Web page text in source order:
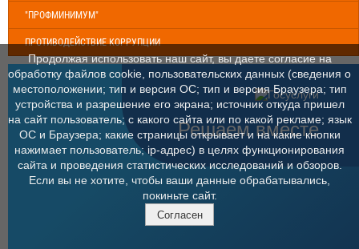
"ПРОФМИНИМУМ"
ПРОТИВОДЕЙСТВИЕ КОРРУПЦИИ
Решаем вместе
Продолжая использовать наш сайт, вы даете согласие на
обработку файлов cookie, пользовательских данных (сведения о
местоположении; тип и версия ОС; тип и версия Браузера; тип
устройства и разрешение его экрана; источник откуда пришел
на сайт пользователь; с какого сайта или по какой рекламе; язык
ОС и Браузера; какие страницы открывает и на какие кнопки
нажимает пользователь; ip-адрес) в целях функционирования
сайта и проведения статистических исследований и обзоров.
Если вы не хотите, чтобы ваши данные обрабатывались,
покиньте сайт.
Согласен